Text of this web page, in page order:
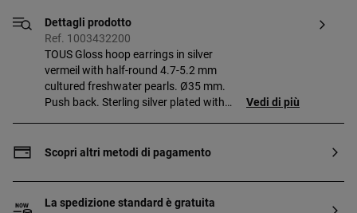
Dettagli prodotto
Ref. 1003432200
TOUS Gloss hoop earrings in silver
vermeil with half-round 4.7-5.2 mm
cultured freshwater pearls. Ø35 mm.
Push back. Sterling silver plated with
them. Production technique: Casting.
Vedi di più
Scopri altri metodi di pagamento
La spedizione standard è gratuita